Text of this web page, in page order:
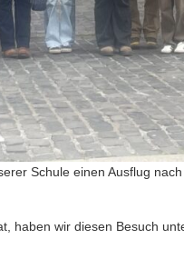
Schule einen Ausflug
haben wir diesen Besuch